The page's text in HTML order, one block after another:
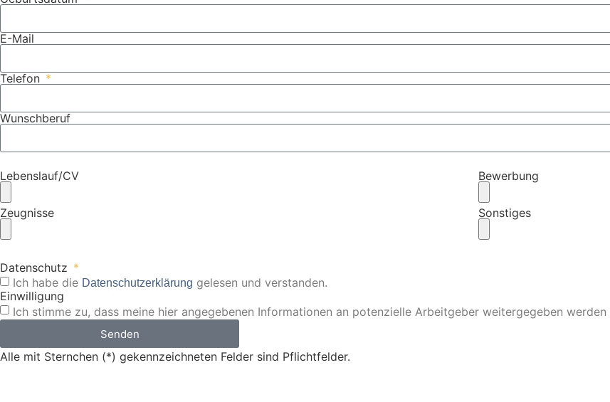
E-Mail
Telefon
Wunschberuf
Lebenslauf/CV Bewerbung
Zeugnisse Sonstiges
Datenschutz
Ich habe die Datenschutzerklärung gelesen und verstanden.
Einwilligung
Ich stimme zu, dass meine hier angegebenen Informationen an potenzielle Arbeitgeber weitergegeben
Senden
Alle mit Sternchen (*) gekennzeichneten Felder sind Pflichtfelder.